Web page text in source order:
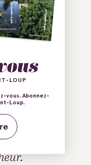
au
LOUP
vous. Abonnez-
Loup.